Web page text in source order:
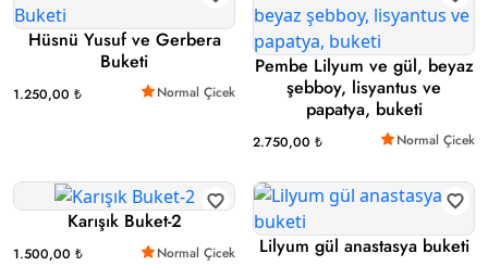
Hüsnü Yusuf ve Gerbera
Buketi
1.250,00 ₺ Normal Çicek
Pembe Lilyum ve gül, beyaz
şebboy, lisyantus ve
papatya, buketi
2.750,00 ₺ Normal Çicek
Karışık Buket-2
1.500,00 ₺ Normal Çicek Lilyum gül anastasya buketi